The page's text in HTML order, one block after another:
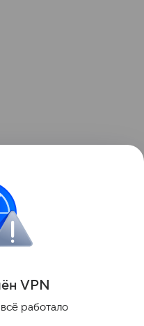
— читайте
Поделиться
ён VPN
работало